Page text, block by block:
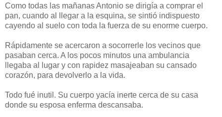
Como todas las mañanas Antonio se dirigía a comprar el
pan, cuando al llegar a la esquina, se sintió indispuesto
cayendo al suelo con toda la fuerza de su enorme cuerpo.
Rápidamente se acercaron a socorrerle los vecinos que
pasaban cerca. A los pocos minutos una ambulancia
llegaba al lugar y con rapidez masajeaban su cansado
corazón, para devolverlo a la vida.
Todo fué inutil. Su cuerpo yacía inerte cerca de su casa
donde su esposa enferma descansaba.